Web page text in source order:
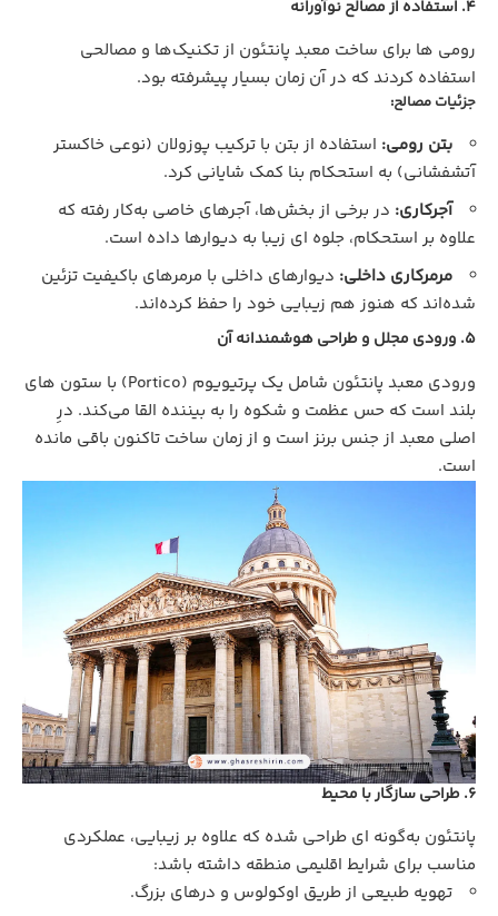
4. استفاده از مصالح نوآورانه
رومی‌ ها برای ساخت معبد پانتئون از تکنیک‌ها و مصالحی
استفاده کردند که در آن زمان بسیار پیشرفته بود.
جزئیات مصالح:
بتن رومی: استفاده از بتن با ترکیب پوزولان (نوعی خاکستر
آتشفشانی) به استحکام بنا کمک شایانی کرد.
آجرکاری: در برخی از بخش‌ها، آجرهای خاصی به‌کار رفته که
علاوه بر استحکام، جلوه‌ ای زیبا به دیوارها داده است.
مرمرکاری داخلی: دیوارهای داخلی با مرمرهای باکیفیت تزئین
شده‌اند که هنوز هم زیبایی خود را حفظ کرده‌اند.
5. ورودی مجلل و طراحی هوشمندانه آن
ورودی معبد پانتئون شامل یک پرتیویوم (Portico) با ستون‌ های
بلند است که حس عظمت و شکوه را به بیننده القا می‌کند. درِ
اصلی معبد از جنس برنز است و از زمان ساخت تاکنون باقی مانده
است.
6. طراحی سازگار با محیط
پانتئون به‌گونه‌ ای طراحی شده که علاوه بر زیبایی، عملکردی
مناسب برای شرایط اقلیمی منطقه داشته باشد:
تهویه طبیعی از طریق اوکولوس و درهای بزرگ.